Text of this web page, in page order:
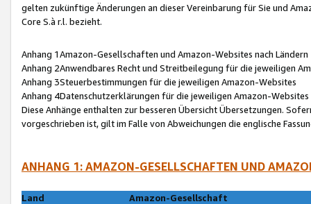
gelten zukünftige Änderungen an dieser Vereinbarung für Sie und
Core S.à r.l. bezieht.
Anhang 1Amazon-Gesellschaften und Amazon-Websites nach Ländern
Anhang 2Anwendbares Recht und Streitbeilegung für die jeweiligen
Anhang 3Steuerbestimmungen für die jeweiligen Amazon-Websites
Anhang 4Datenschutzerklärungen für die jeweiligen Amazon-Websites
Diese Anhänge enthalten zur besseren Übersicht Übersetzungen.
vorgeschrieben ist, gilt im Falle von Abweichungen die englische
ANHANG 1: AMAZON-GESELLSCHAFTEN UND
Land
Amazon-Gesellschaft